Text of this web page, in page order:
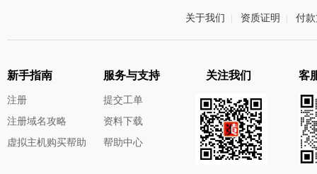
关于我们 资质证明 付
新手指南
注册
注册域名攻略
虚拟主机购买帮助
服务与支持
提交工单
资料下载
帮助中心
关注我们 客